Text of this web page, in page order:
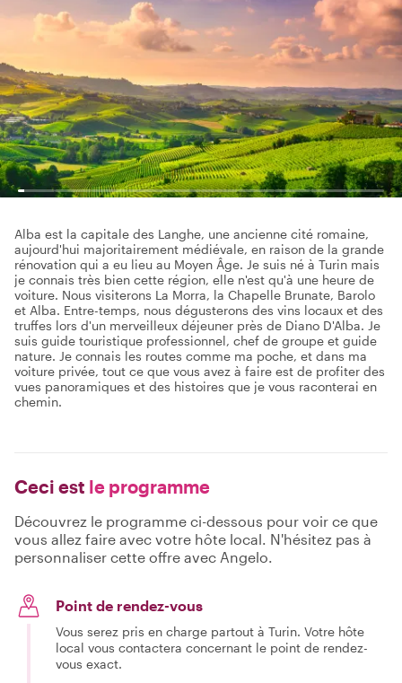
Alba est la capitale des Langhe, une ancienne cité romaine,
aujourd'hui majoritairement médiévale, en raison de la grande
rénovation qui a eu lieu au Moyen Âge. Je suis né à Turin mais
je connais très bien cette région, elle n'est qu'à une heure de
voiture. Nous visiterons La Morra, la Chapelle Brunate, Barolo
et Alba. Entre-temps, nous dégusterons des vins locaux et des
truffes lors d'un merveilleux déjeuner près de Diano D'Alba. Je
suis guide touristique professionnel, chef de groupe et guide
nature. Je connais les routes comme ma poche, et dans ma
voiture privée, tout ce que vous avez à faire est de profiter des
vues panoramiques et des histoires que je vous raconterai en
chemin.
Ceci est le programme
Découvrez le programme ci-dessous pour voir ce que
vous allez faire avec votre hôte local. N'hésitez pas à
personnaliser cette offre avec Angelo.
Point de rendez-vous
Vous serez pris en charge partout à Turin. Votre hôte
local vous contactera concernant le point de rendez-
vous exact.